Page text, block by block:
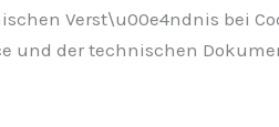
Verst\u00e4ndnis bei
und der technischen